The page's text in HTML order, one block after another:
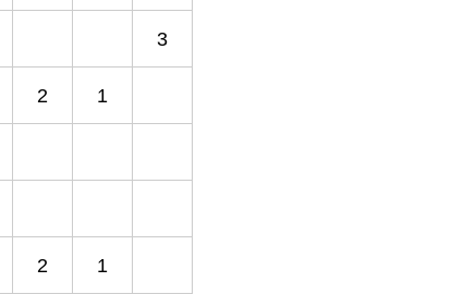
3
2 1
2 1